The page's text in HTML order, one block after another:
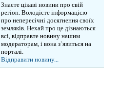
Знаєте цікаві новини про свій
регіон. Володієте інформацією
про непересічні досягнення своїх
земляків. Нехай про це дізнаються
всі, відправте новину нашим
модераторам, і вона з`явиться на
порталі.
Відправити новину...